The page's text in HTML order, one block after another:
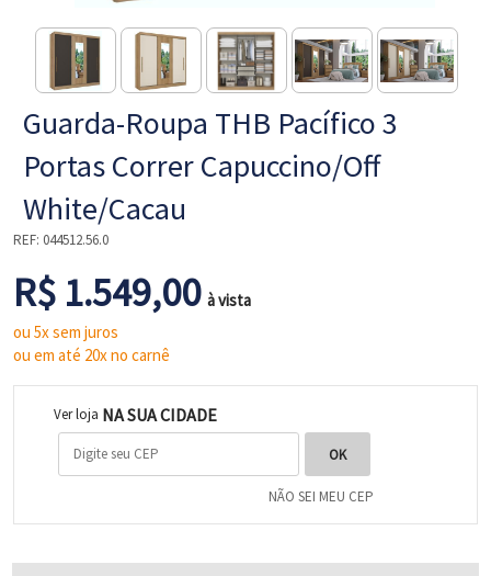
Guarda-Roupa THB Pacífico 3
Portas Correr Capuccino/Off
White/Cacau
REF: 044512.56.0
R$ 1.549,00à vista
ou 5x sem juros
ou em até 20x no carnê
Ver loja NA SUA CIDADE
NÃO SEI MEU CEP